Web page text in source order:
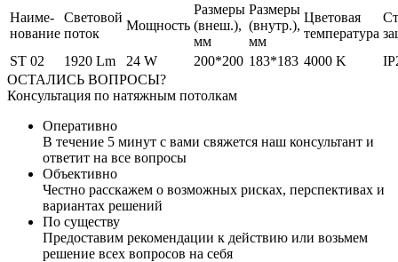
Наиме-
нование
Световой
поток
Мощность
Размеры
(внеш.),
мм
Размеры
(внутр.),
мм
Цветовая
температура
ST 02
1920 Lm 24 W 200*200 183*183 4000 K
ОСТАЛИСЬ ВОПРОСЫ?
Консультация по натяжным потолкам
Оперативно
В течение 5 минут с вами свяжется наш консультант и
ответит на все вопросы
Объективно
Честно расскажем о возможных рисках, перспективах и
вариантах решений
По существу
Предоставим рекомендации к действию или возьмем
решение всех вопросов на себя